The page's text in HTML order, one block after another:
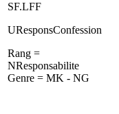
SF.LFF
UResponsConfession
Rang =
NResponsabilite
Genre = MK - NG